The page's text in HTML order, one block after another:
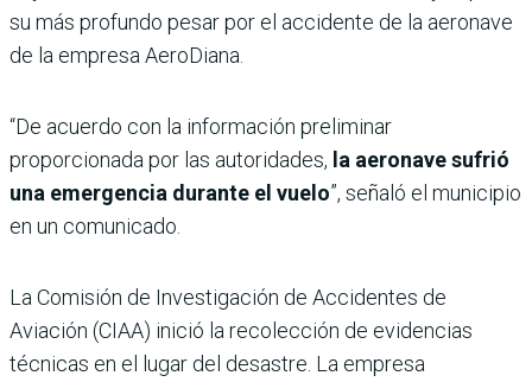
su más profundo pesar por el accidente de la aeronave
de la empresa AeroDiana.
“De acuerdo con la información preliminar
proporcionada por las autoridades, la aeronave sufrió
una emergencia durante el vuelo”, señaló el municipio
en un comunicado.
La Comisión de Investigación de Accidentes de
Aviación (CIAA) inició la recolección de evidencias
técnicas en el lugar del desastre. La empresa